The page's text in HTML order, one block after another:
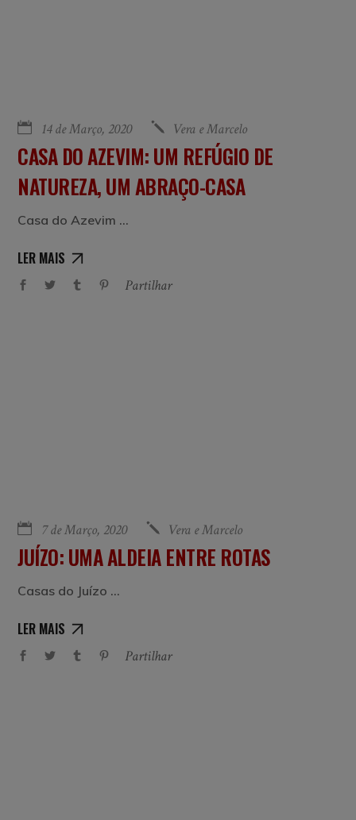
14 de Março, 2020 Vera e Marcelo
CASA DO AZEVIM: UM REFÚGIO DE
NATUREZA, UM ABRAÇO-CASA
Casa do Azevim
LER MAIS
Partilhar
7 de Março, 2020 Vera e Marcelo
JUÍZO: UMA ALDEIA ENTRE ROTAS
Casas do Juízo
LER MAIS
Partilhar